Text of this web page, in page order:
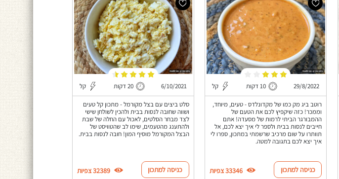
29/8/2022 10 דקות קל
רוטב ביג מק כמו של מקדונלדס - טעים, מיוחד,
וממכר! כזה שיקפיץ לכם את הטעם של
ההמבורגר הביתי לרמות של מסעדה! אתם
חייבים לנסות בבית ולספר לי איך יצא לכם, אל
תוותרו על שום מרכיב שרשמתי במתכון, ספרו לי
איך יצא לכם בתגובה למטה.
כניסה למתכון 33346 צפיות
6/10/2021 20 דקות קל
סלט ביצים עם בצל מקורמל - מתכון קל טעים
ושווה שחובה לנסות בבית ולהכין לשולחן שישי
לצד מבחר הסלטים, לאכול עם החלה של שבת
ולהתענג מהטעמים, שימו לב שהטוויסט של
הבצל המקורמל מוסיף המון! חובה לנסות בבית.
כניסה למתכון 32389 צפיות